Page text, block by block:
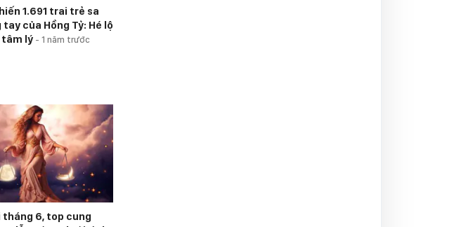
1.691 trai trẻ sa
tay của Hồng Tỷ: Hé lộ
tâm lý - 1 năm trước
tháng 6, top cung